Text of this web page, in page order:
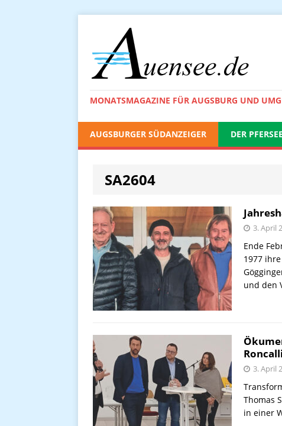
MONATSMAGAZINE FÜR AUGSBURG UND
AUGSBURGER SÜDANZEIGER DER
SA2604
3. April
Ende
1977
und den
3. April
Thomas
in einer